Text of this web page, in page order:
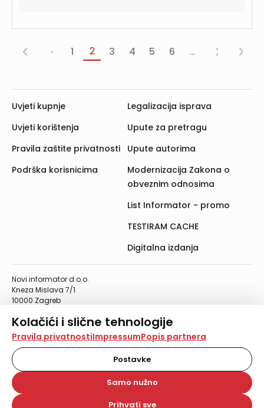
Kolačići i slične tehnologije
Na našoj web stranici koristimo kolačiće i slične
tehnologije za pohranu, čitanje i obradu informacija na
vašem uređaju. Time poboljšavamo korisničko iskustvo,
analiziramo promet na stranici te prikazujemo sadržaje i
oglase koji vas zanimaju. Korisnički profili mogu se kreirati
na više web stranica i uređaja u tu svrhu. Naši partneri
također koriste ove tehnologije.
Pravila privatnostiImpressumPopis partnera
Postavke
Samo nužno
Prihvati sve
1 2 3 4 5 6 ...
Sljedeća
Novi informator d.o.o.
Kneza Mislava 7/1
10000 Zagreb
Telefaks: 01/4612-553
info@informator.hr
PRATITE NAS:
Uvjeti kupnje
Uvjeti korištenja
Pravila zaštite privatnosti
Podrška korisnicima
Legalizacija isprava
Upute za pretragu
Upute autorima
Modernizacija Zakona o
obveznim odnosima
List Informator - promo
TESTIRAM CACHE
Digitalna izdanja
© 2026. Novi informator d.o.o. Sva prava zadržana.